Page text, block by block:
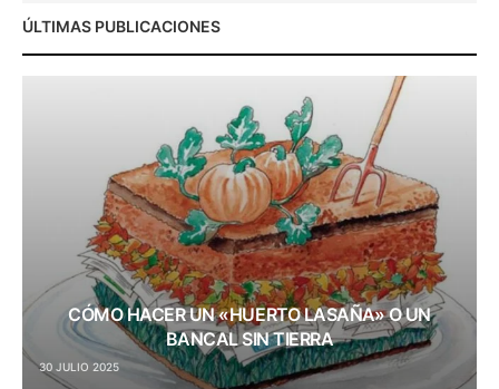
ÚLTIMAS PUBLICACIONES
CÓMO HACER UN «HUERTO LASAÑA» O UN
BANCAL SIN TIERRA
30 JULIO 2025